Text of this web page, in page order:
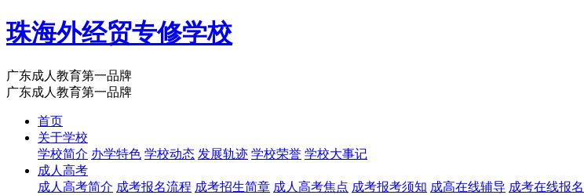
珠海外经贸专修学校
广东成人教育第一品牌
广东成人教育第一品牌
首页
关于学校
学校简介 办学特色 学校动态 发展轨迹 学校荣誉 学校大事记
成人高考
成人高考简介 成考报名流程 成考招生简章 成人高考焦点 成考报考须知 成高在线辅导 成考在线报名